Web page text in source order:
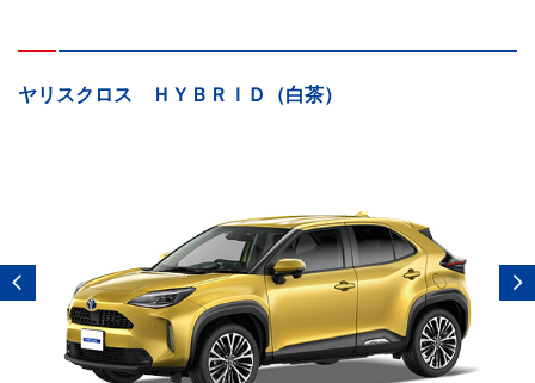
ヤリスクロス ＨＹＢＲＩＤ（白茶）